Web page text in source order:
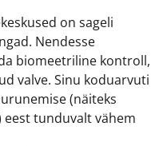
on sageli
Nendesse
biomeetriline kontroll,
valve. Sinu koduarvuti
(näiteks
tunduvalt vähem